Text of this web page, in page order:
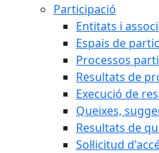
Participació
Entitats i
Espais de
Processos
Resultats de
Execució de
Queixes,
Resultats de
Sol·licitud